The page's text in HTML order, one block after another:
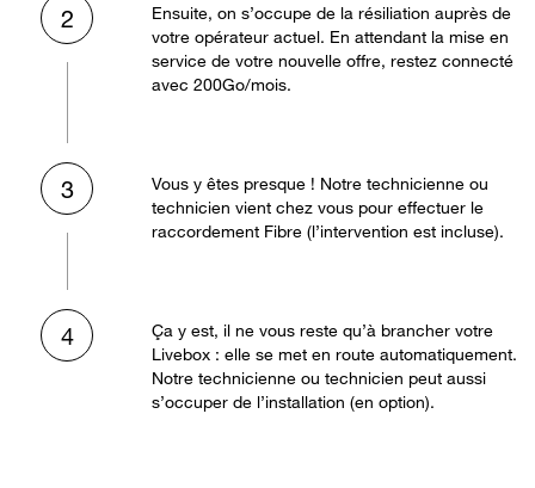
2
Ensuite, on s’occupe de la résiliation auprès de
votre opérateur actuel. En attendant la mise en
service de votre nouvelle offre, restez connecté
avec 200Go/mois.
3
Vous y êtes presque ! Notre technicienne ou
technicien vient chez vous pour effectuer le
raccordement Fibre (l’intervention est incluse).
4
Ça y est, il ne vous reste qu’à brancher votre
Livebox : elle se met en route automatiquement.
Notre technicienne ou technicien peut aussi
s’occuper de l’installation (en option).